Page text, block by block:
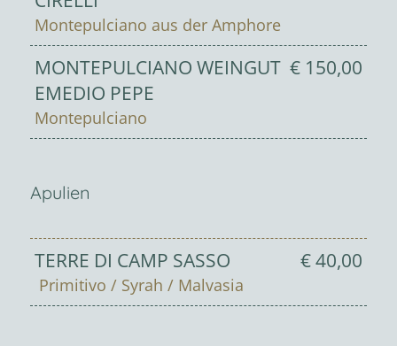
Montepulciano aus der Amphore
MONTEPULCIANO WEINGUT
EMEDIO PEPE
€ 150,00
Montepulciano
Apulien
TERRE DI CAMP SASSO € 40,00
Primitivo / Syrah / Malvasia